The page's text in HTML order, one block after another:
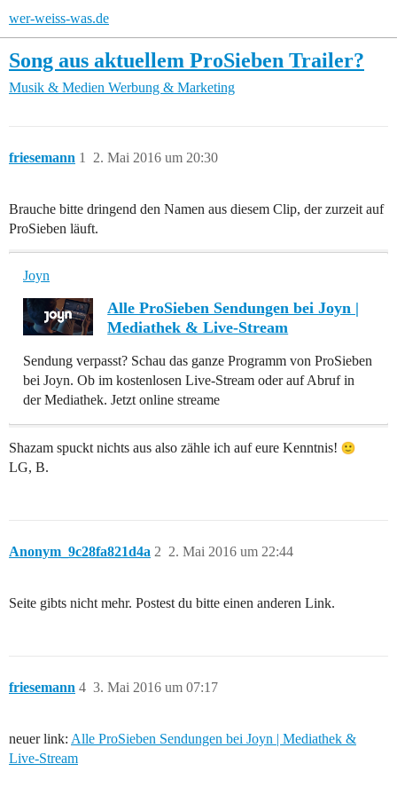
wer-weiss-was.de
Song aus aktuellem ProSieben Trailer?
Musik & Medien Werbung & Marketing
friesemann 2. Mai 2016 um 20:30
1
Brauche bitte dringend den Namen aus diesem Clip, der zurzeit auf
ProSieben läuft.
Joyn
Alle ProSieben Sendungen bei Joyn |
Mediathek & Live-Stream
Sendung verpasst? Schau das ganze Programm von ProSieben
bei Joyn. Ob im kostenlosen Live-Stream oder auf Abruf in
der Mediathek. Jetzt online streame
Shazam spuckt nichts aus also zähle ich auf eure Kenntnis!
LG, B.
Anonym_9c28fa821d4a 2. Mai 2016 um 22:44
2
Seite gibts nicht mehr. Postest du bitte einen anderen Link.
friesemann 3. Mai 2016 um 07:17
4
neuer link: Alle ProSieben Sendungen bei Joyn | Mediathek &
Live-Stream